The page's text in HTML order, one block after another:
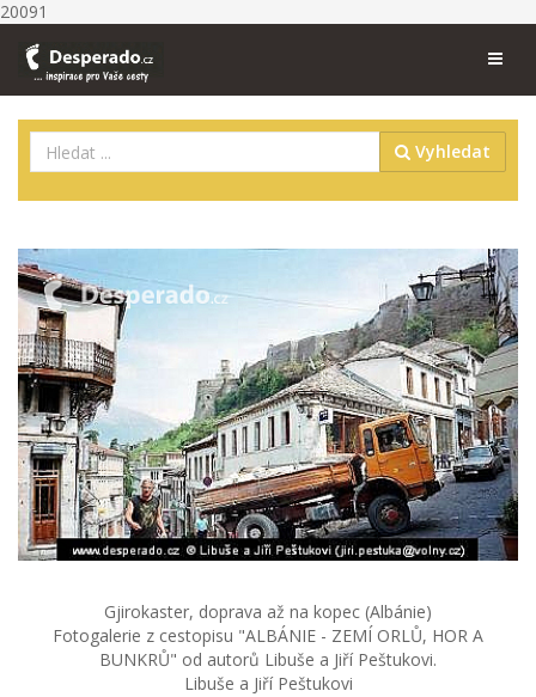
20091
Vyhledat
Gjirokaster, doprava až na kopec (Albánie)
Fotogalerie z cestopisu "ALBÁNIE - ZEMÍ ORLŮ, HOR A
BUNKRŮ" od autorů Libuše a Jiří Peštukovi.
Libuše a Jiří Peštukovi